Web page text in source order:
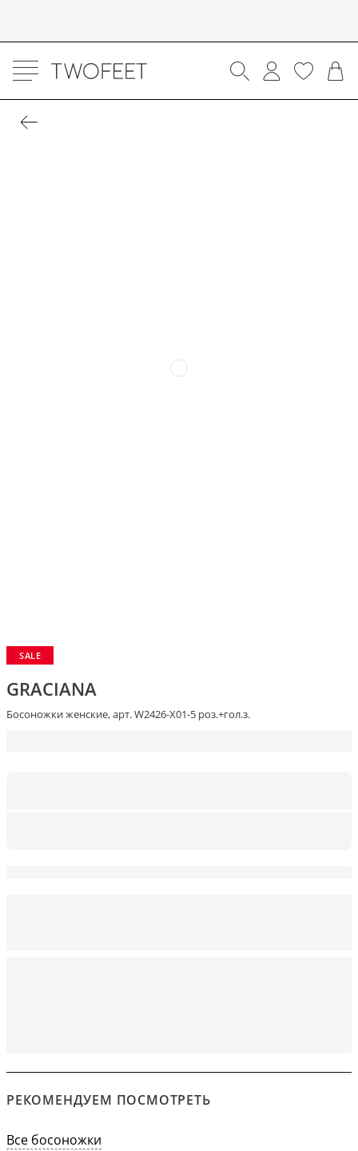
SALE
GRACIANA
Босоножки женские, арт. W2426-X01-5 роз.+гол.з.
РЕКОМЕНДУЕМ ПОСМОТРЕТЬ
Все босоножки